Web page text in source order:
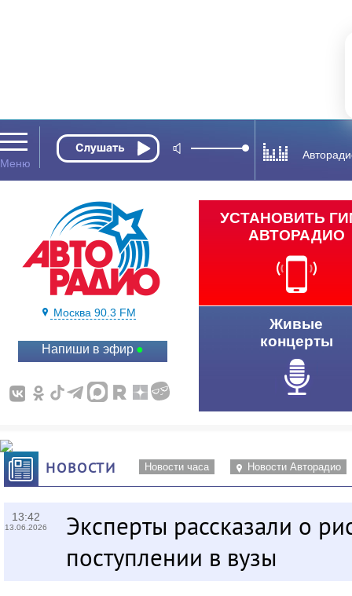
Москва 90.3 FM
Напиши в эфир
УСТАНОВИТЬ
АВТОРАДИО
Живые
концерты
НОВОСТИ Новости часа Новости Авторадио
13:42
13.06.2026
Эксперты рассказали о
поступлении в вузы